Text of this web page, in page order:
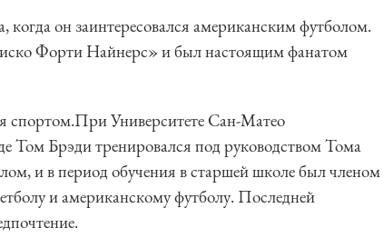
когда он заинтересовался американским футболом.
Форти Найнерс» и был настоящим фанатом
спортом.При Университете Сан-Матео
Том Брэди тренировался под руководством Тома
и в период обучения в старшей школе был членом
и американскому футболу. Последней